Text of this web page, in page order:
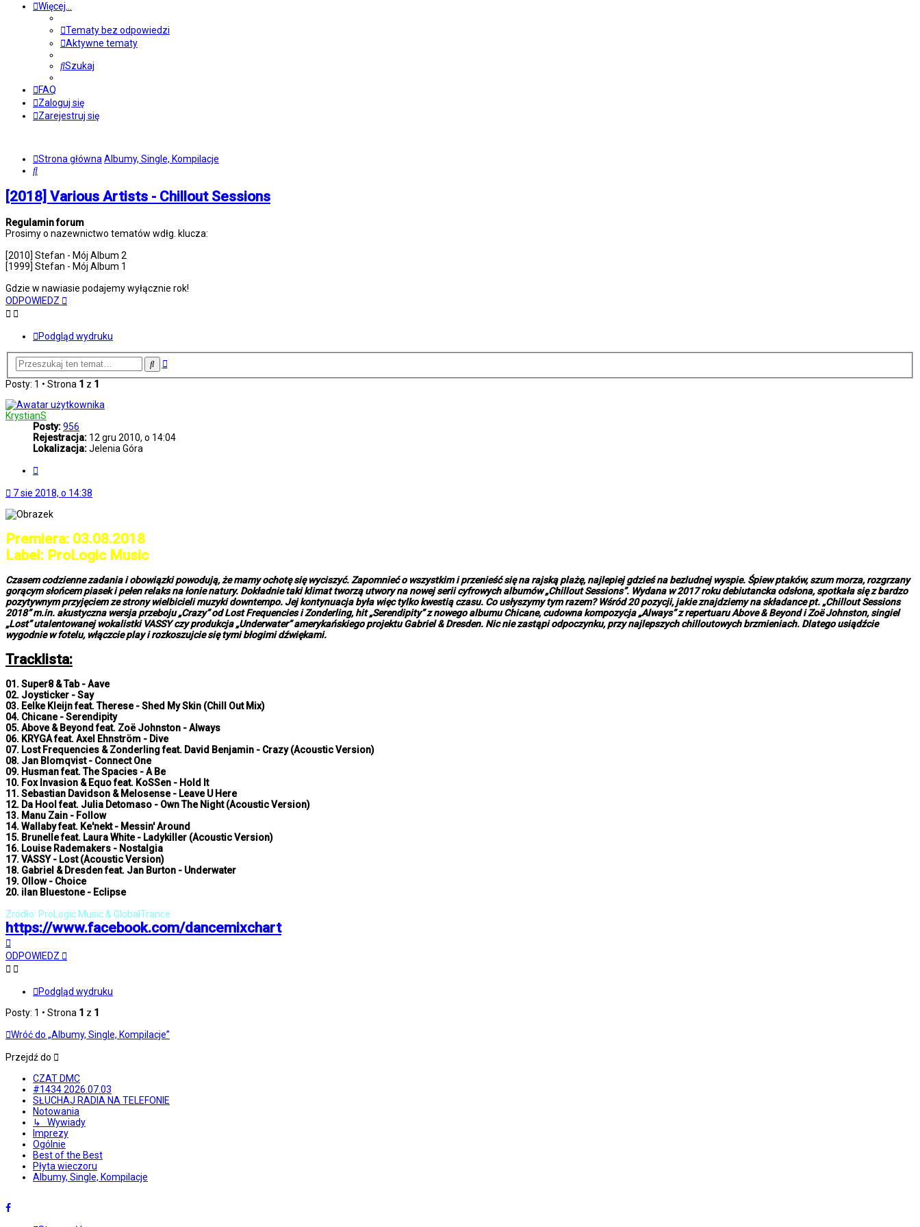
Więcej…
Tematy bez odpowiedzi
Aktywne tematy
Szukaj
FAQ
Zaloguj się
Zarejestruj się
Strona główna Albumy, Single, Kompilacje
Szukaj
[2018] Various Artists - Chillout Sessions
Regulamin forum
Prosimy o nazewnictwo tematów wdłg. klucza:
[2010] Stefan - Mój Album 2
[1999] Stefan - Mój Album 1
Gdzie w nawiasie podajemy wyłącznie rok!
ODPOWIEDZ
Podgląd wydruku
SzukajWyszukiwanie
Posty: 1 • Strona 1 z 1
KrystianS
Posty:956
Rejestracja: 12 gru 2010, o 14:04
Lokalizacja:Jelenia Góra
7 sie 2018, o 14:38
Premiera: 03.08.2018
Label: ProLogic Music
Czasem codzienne zadania i obowiązki powodują, że mamy ochotę się wyciszyć. Zapomnieć o wszystkim i przenieść się na rajską plażę, najlepiej gdzieś na bezludnej wyspie. Śpiew ptaków, szum morza, rozgrzany
gorącym słońcem piasek i pełen relaks na łonie natury. Dokładnie taki klimat tworzą utwory na nowej serii cyfrowych albumów „Chillout Sessions”. Wydana w 2017 roku debiutancka odsłona, spotkała się z bardzo
pozytywnym przyjęciem ze strony wielbicieli muzyki downtempo. Jej kontynuacja była więc tylko kwestią czasu. Co usłyszymy tym razem? Wśród 20 pozycji, jakie znajdziemy na składance pt. „Chillout Sessions
2018” m.in. akustyczna wersja przeboju „Crazy” od Lost Frequencies i Zonderling, hit „Serendipity” z nowego albumu Chicane, cudowna kompozycja „Always” z repertuaru Above & Beyond i Zoë Johnston, singiel
„Lost” utalentowanej wokalistki VASSY czy produkcja „Underwater” amerykańskiego projektu Gabriel & Dresden. Nic nie zastąpi odpoczynku, przy najlepszych chilloutowych brzmieniach. Dlatego usiądźcie
wygodnie w fotelu, włączcie play i rozkoszujcie się tymi błogimi dźwiękami.
Tracklista:
01. Super8 & Tab - Aave
02. Joysticker - Say
03. Eelke Kleijn feat. Therese - Shed My Skin (Chill Out Mix)
04. Chicane - Serendipity
05. Above & Beyond feat. Zoë Johnston - Always
06. KRYGA feat. Axel Ehnström - Dive
07. Lost Frequencies & Zonderling feat. David Benjamin - Crazy (Acoustic Version)
08. Jan Blomqvist - Connect One
09. Husman feat. The Spacies - A Be
10. Fox Invasion & Equo feat. KoSSen - Hold It
11. Sebastian Davidson & Melosense - Leave U Here
12. Da Hool feat. Julia Detomaso - Own The Night (Acoustic Version)
13. Manu Zain - Follow
14. Wallaby feat. Ke'nekt - Messin' Around
15. Brunelle feat. Laura White - Ladykiller (Acoustic Version)
16. Louise Rademakers - Nostalgia
17. VASSY - Lost (Acoustic Version)
18. Gabriel & Dresden feat. Jan Burton - Underwater
19. Ollow - Choice
20. ilan Bluestone - Eclipse
Zródło: ProLogic Music & GlobalTrance
https://www.facebook.com/dancemixchart
górę
ODPOWIEDZ
Podgląd wydruku
Posty: 1 • Strona 1 z 1
Wróć do „Albumy, Single, Kompilacje”
Przejdź do
CZAT DMC
#1434 2026.07.03
SŁUCHAJ RADIA NA TELEFONIE
Notowania
↳ Wywiady
Imprezy
Ogólnie
Best of the Best
Płyta wieczoru
Albumy, Single, Kompilacje